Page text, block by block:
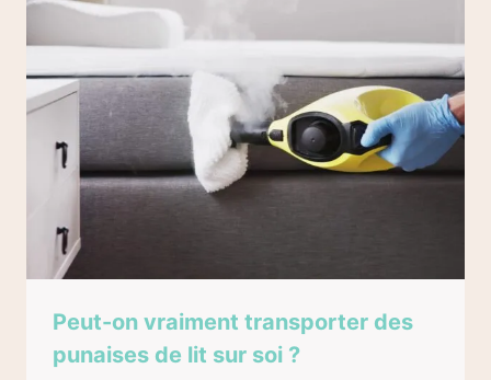
Peut-on vraiment transporter des
punaises de lit sur soi ?